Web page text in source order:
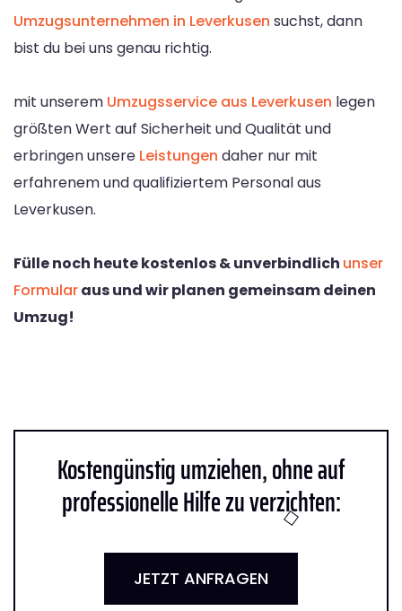
Umzugsunternehmen in Leverkusen suchst, dann
bist du bei uns genau richtig.
mit unserem Umzugsservice aus Leverkusen legen
größten Wert auf Sicherheit und Qualität und
erbringen unsere Leistungen daher nur mit
erfahrenem und qualifiziertem Personal aus
Leverkusen.
Fülle noch heute kostenlos & unverbindlich unser
Formularaus und wir planen gemeinsam deinen
Umzug!
Kostengünstig umziehen, ohne auf
professionelle Hilfe zu verzichten:
JETZT ANFRAGEN